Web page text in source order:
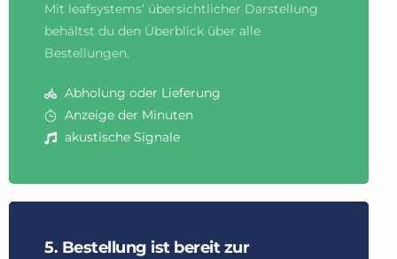
Mit leafsystems‘ übersichtlicher Darstellung
behältst du den Überblick über alle
Bestellungen.
Abholung oder Lieferung
Anzeige der Minuten
akustische Signale
5. Bestellung ist bereit zur